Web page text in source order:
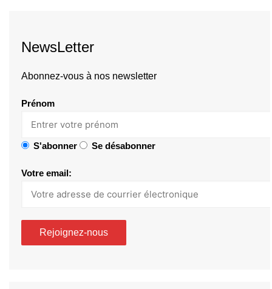
NewsLetter
Abonnez-vous à nos newsletter
Prénom
S'abonner Se désabonner
Votre email: